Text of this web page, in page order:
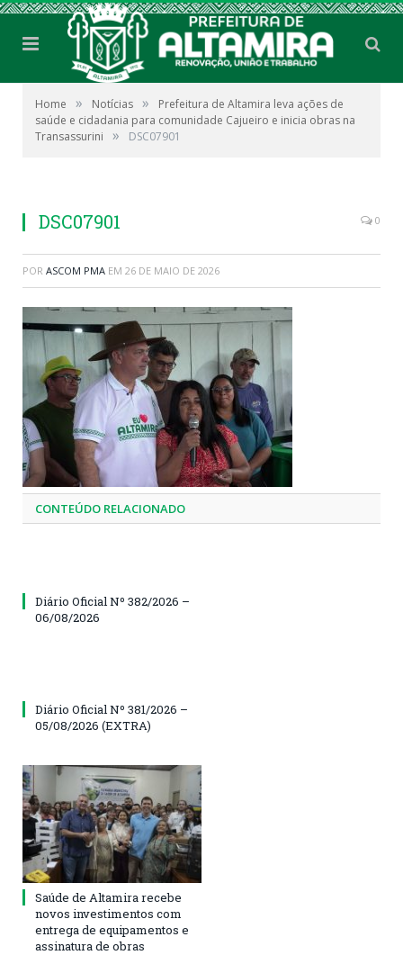
Home » Notícias »
Prefeitura de Altamira leva ações de
saúde e cidadania para comunidade Cajueiro e inicia obras na
Transassurini
» DSC07901
DSC07901 0
POR ASCOM PMA EM 26 DE MAIO DE 2026
CONTEÚDO RELACIONADO
Diário Oficial Nº 382/2026 –
06/08/2026
Diário Oficial Nº 381/2026 –
05/08/2026 (EXTRA)
Saúde de Altamira recebe
novos investimentos com
entrega de equipamentos e
assinatura de obras